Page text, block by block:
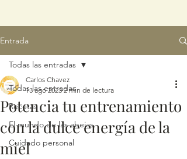
Entrada
Todas las entradas
Recetas
El mundo de las abejas
Cuidado personal
Todas las entradas
Potencia tu entrenamiento
con la dulce energía de la
miel
Carlos Chavez
13 ago 2023 2 min de lectura